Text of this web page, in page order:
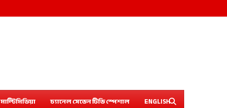
মাল্টিমিডিয়া চ্যানেল সেভেন টিভি স্পেশাল ENGLISH